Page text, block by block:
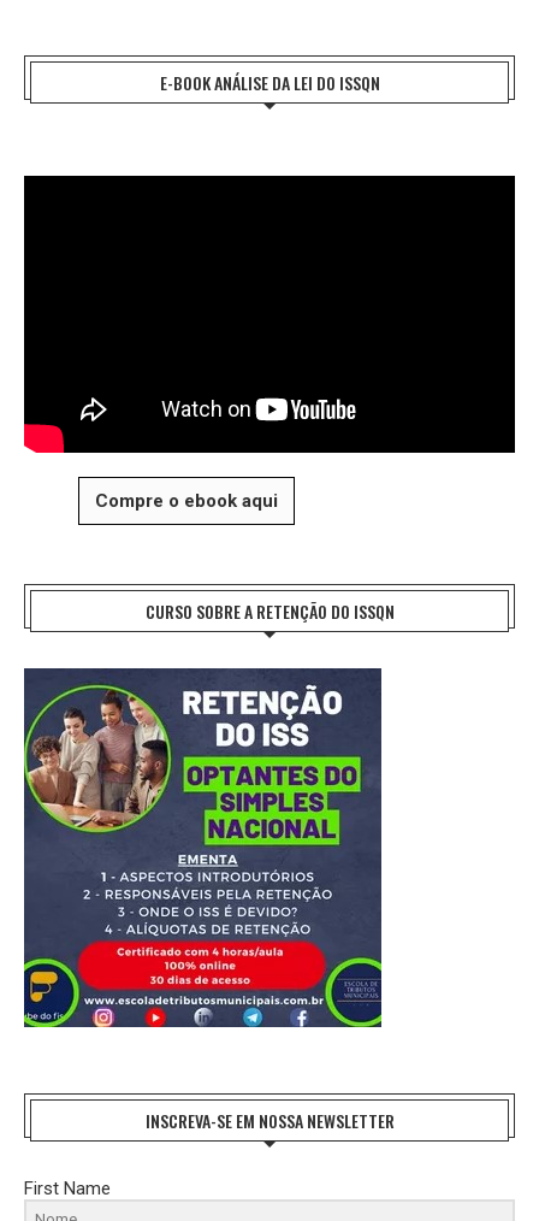
E-BOOK ANÁLISE DA LEI DO ISSQN
Compre o ebook aqui
CURSO SOBRE A RETENÇÃO DO ISSQN
INSCREVA-SE EM NOSSA NEWSLETTER
First Name